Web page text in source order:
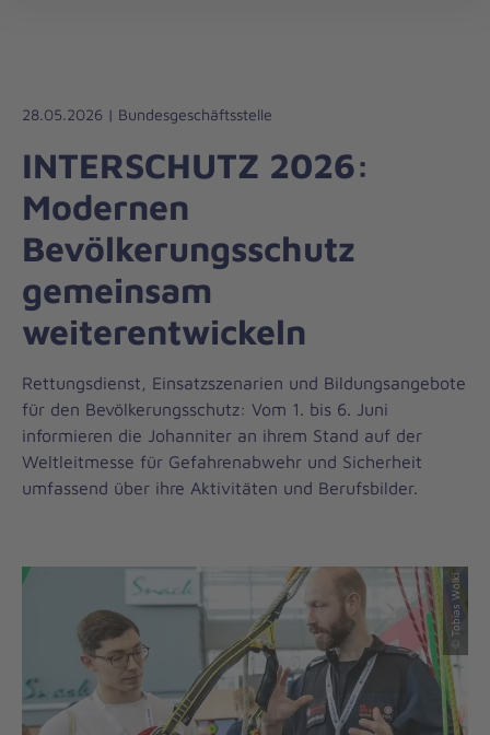
28.05.2026 | Bundesgeschäftsstelle
INTERSCHUTZ 2026:
Modernen
Bevölkerungsschutz
gemeinsam
weiterentwickeln
Rettungsdienst, Einsatzszenarien und Bildungsangebote
für den Bevölkerungsschutz: Vom 1. bis 6. Juni
informieren die Johanniter an ihrem Stand auf der
Weltleitmesse für Gefahrenabwehr und Sicherheit
umfassend über ihre Aktivitäten und Berufsbilder.
© Tobias Wölki